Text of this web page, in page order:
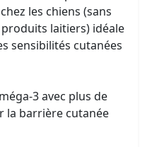
les chiens (sans
laitiers) idéale
sensibilités cutanées
3 avec plus de
la barrière cutanée